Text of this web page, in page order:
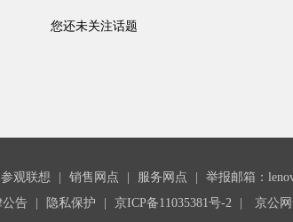
您还未关注话题
参观联想 销售网点 服务网点
举报邮箱：
公告 隐私保护 京ICP备11035381号-2 京公